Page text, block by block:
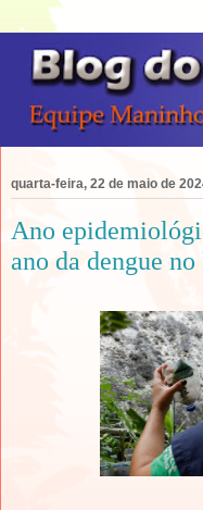
quarta-feira, 22 de maio de
Ano
ano da dengue no